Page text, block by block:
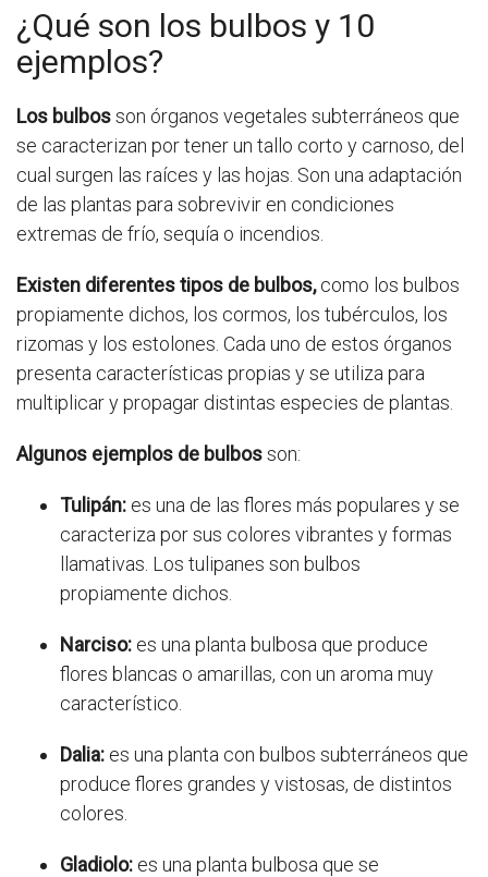
¿Qué son los bulbos y 10
ejemplos?
Los bulbosson órganos vegetales subterráneos que
se caracterizan por tener un tallo corto y carnoso, del
cual surgen las raíces y las hojas. Son una adaptación
de las plantas para sobrevivir en condiciones
extremas de frío, sequía o incendios.
Existen diferentes tipos de bulbos,como los bulbos
propiamente dichos, los cormos, los tubérculos, los
rizomas y los estolones. Cada uno de estos órganos
presenta características propias y se utiliza para
multiplicar y propagar distintas especies de plantas.
Algunos ejemplos de bulbosson:
Tulipán: es una de las flores más populares y se
caracteriza por sus colores vibrantes y formas
llamativas. Los tulipanes son bulbos
propiamente dichos.
Narciso: es una planta bulbosa que produce
flores blancas o amarillas, con un aroma muy
característico.
Dalia: es una planta con bulbos subterráneos que
produce flores grandes y vistosas, de distintos
colores.
Gladiolo: es una planta bulbosa que se